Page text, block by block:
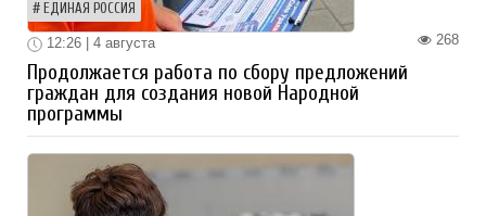
ЕДИНАЯ РОССИЯ
268
12:26 | 4 августа
Продолжается работа по сбору предложений
граждан для создания новой Народной
программы